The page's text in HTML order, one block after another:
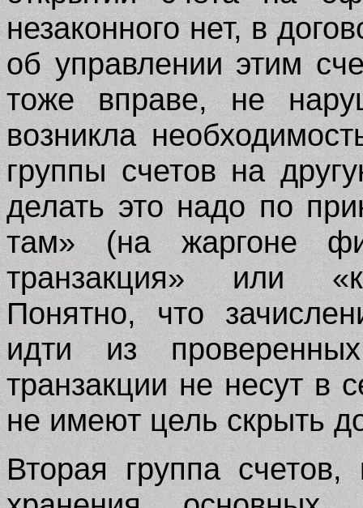
незаконного нет, в
об управлении этим
тоже вправе, не
возникла
группы счетов на
делать это надо по
там» (на жаргоне
транзакция» или
Понятно, что
идти из
транзакции не несут в
не имеют цель скрыть
Вторая группа